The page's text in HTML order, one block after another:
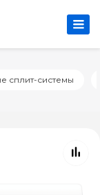
сплит-системы